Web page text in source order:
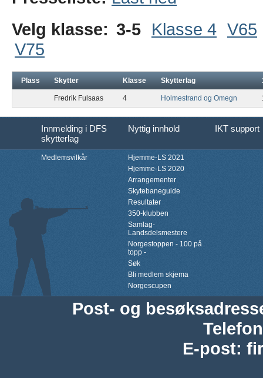
Velg klasse: 3-5 Klasse 4 V65
V75
Plass Skytter Klasse Skytterlag
Fredrik Fulsaas 4 Holmestrand og Omegn
Innmelding i DFS
skytterlag
Nyttig innhold IKT support
Medlemsvilkår
Hjemme-LS 2021
Hjemme-LS 2020
Arrangementer
Skytebaneguide
Resultater
350-klubben
Samlag-
Landsdelsmestere
Norgestoppen - 100 på
topp -
Søk
Bli medlem skjema
Norgescupen
Post- og
Telefon
E-post: